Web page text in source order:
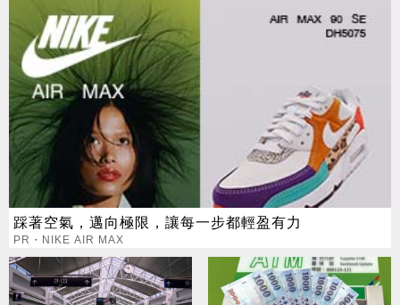
踩著空氣，邁向極限，讓每一步都輕盈有力
PR・NIKE AIR MAX